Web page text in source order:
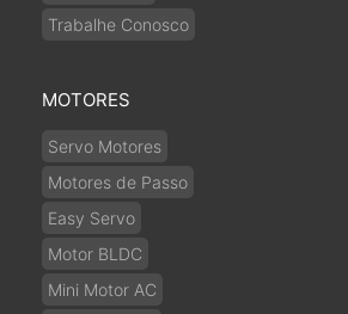
Trabalhe Conosco
MOTORES
Servo Motores
Motores de Passo
Easy Servo
Motor BLDC
Mini Motor AC